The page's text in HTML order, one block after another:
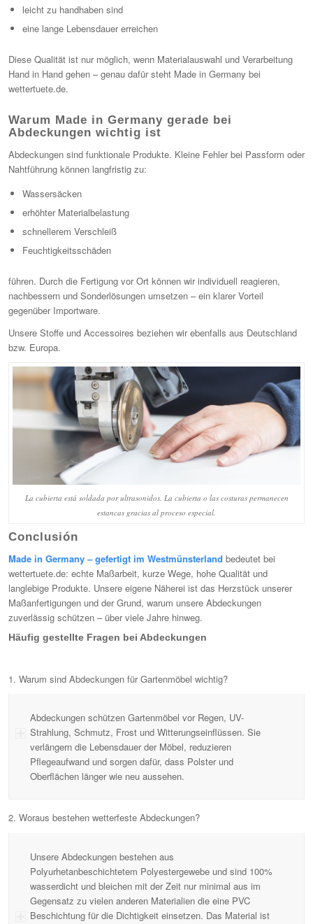
leicht zu handhaben sind
eine lange Lebensdauer erreichen
Diese Qualität ist nur möglich, wenn Materialauswahl und Verarbeitung
Hand in Hand gehen – genau dafür steht Made in Germany bei
wettertuete.de.
Warum Made in Germany gerade bei
Abdeckungen wichtig ist
Abdeckungen sind funktionale Produkte. Kleine Fehler bei Passform oder
Nahtführung können langfristig zu:
Wassersäcken
erhöhter Materialbelastung
schnellerem Verschleiß
Feuchtigkeitsschäden
führen. Durch die Fertigung vor Ort können wir individuell reagieren,
nachbessern und Sonderlösungen umsetzen – ein klarer Vorteil
gegenüber Importware.
Unsere Stoffe und Accessoires beziehen wir ebenfalls aus Deutschland
bzw. Europa.
La cubierta está soldada por ultrasonidos. La cubierta o las costuras permanecen
estancas gracias al proceso especial.
Conclusión
Made in Germany – gefertigt im Westmünsterland bedeutet bei
wettertuete.de: echte Maßarbeit, kurze Wege, hohe Qualität und
langlebige Produkte. Unsere eigene Näherei ist das Herzstück unserer
Maßanfertigungen und der Grund, warum unsere Abdeckungen
zuverlässig schützen – über viele Jahre hinweg.
Häufig gestellte Fragen bei Abdeckungen
1. Warum sind Abdeckungen für Gartenmöbel wichtig?
Abdeckungen schützen Gartenmöbel vor Regen, UV-
Strahlung, Schmutz, Frost und Witterungseinflüssen. Sie
verlängern die Lebensdauer der Möbel, reduzieren
Pflegeaufwand und sorgen dafür, dass Polster und
Oberflächen länger wie neu aussehen.
2. Woraus bestehen wetterfeste Abdeckungen?
Unsere Abdeckungen bestehen aus
Polyurhetanbeschichtetem Polyestergewebe und sind 100%
wasserdicht und bleichen mit der Zeit nur minimal aus im
Gegensatz zu vielen anderen Materialien die eine PVC
Beschichtung für die Dichtigkeit einsetzen. Das Material ist